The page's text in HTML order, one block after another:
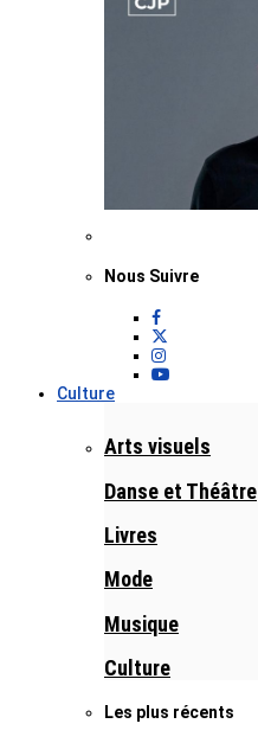
Nous Suivre
Culture
Arts visuels
Danse et Théâtre
Livres
Mode
Musique
Culture
Les plus récents